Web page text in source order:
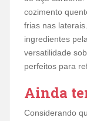
cozimento
frias nas
ingredientes
versatilidade
perfeitos para
Ainda
Considerando